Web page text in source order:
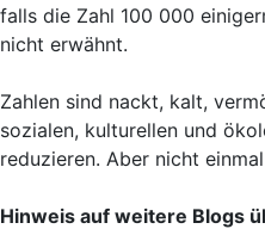
falls die Zahl 100 000
nicht erwähnt.
Zahlen sind nackt, kalt,
sozialen, kulturellen und
reduzieren. Aber nicht
Hinweis auf weitere Blogs